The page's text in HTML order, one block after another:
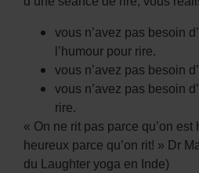
vous n’avez pas besoin
l’humour pour rire.
vous n’avez pas besoin
vous n’avez pas besoin
rire.
« On ne rit pas parce qu’on est
heureux parce qu’on rit! » Dr
du Laughter yoga en Inde)